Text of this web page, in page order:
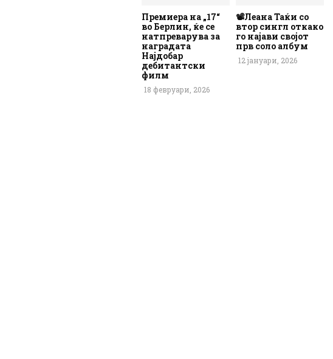
Премиера на „17“
во Берлин, ќе се
натпреварува за
наградата
Најдобар
дебитантски
филм
18 февруари, 2026
📽️Леана Таќи со
втор сингл откако
го најави својот
прв соло албум
12 јануари, 2026